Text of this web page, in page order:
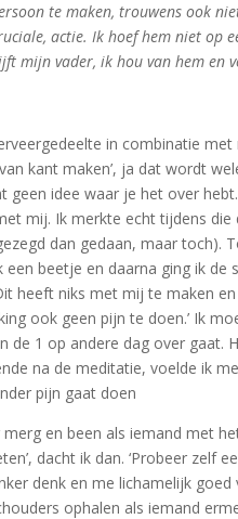
te maken, trouwens ook
actie. Ik hoef hem niet op
mijn vader, ik hou van hem en
in combinatie met
kant maken’, ja dat wordt
geen idee waar je het over
mij. Ik merkte echt tijdens
dan gedaan, maar toch).
beetje en daarna ging ik de
heeft niks met mij te maken
ook geen pijn te doen.’ Ik
de 1 op andere dag over gaat.
na de meditatie, voelde ik
pijn gaat doen
en been als iemand met
dacht ik dan. ‘Probeer zelf
denk en me lichamelijk
ophalen als iemand